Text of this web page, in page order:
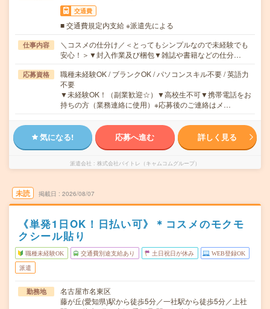
交通費
■ 交通費規定内支給 ※派遣先による
仕事内容
＼コスメの仕分け／＜とってもシンプルなので未経験でも
安心！＞▼封入作業及び梱包▼雑誌や書籍などの仕分…
応募資格
職種未経験OK / ブランクOK / パソコンスキル不要 / 英語力
不要
▼未経験OK！（副業歓迎☆）▼高校生不可▼携帯電話をお
持ちの方（業務連絡に使用）※応募後のご連絡はメ…
気になる! 応募へ進む 詳しく見る
派遣会社 株式会社バイトレ（キャムコムグループ）
未読 掲載日 2026/08/07
《単発1日OK！日払い可》＊コスメのモクモ
クシール貼り
職種未経験OK 交通費別途支給あり 土日祝日が休み WEB登録OK
派遣
勤務地
名古屋市名東区
藤が丘(愛知県)駅から徒歩5分／一社駅から徒歩5分／上社